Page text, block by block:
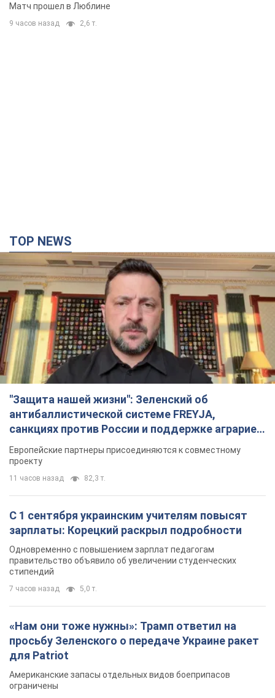
Матч прошел в Люблине
9 часов назад 2,6 т.
TOP NEWS
"Защита нашей жизни": Зеленский об
антибаллистической системе FREYJA,
санкциях против России и поддержке аграриев.
Видео
Европейские партнеры присоединяются к совместному
проекту
11 часов назад 82,3 т.
С 1 сентября украинским учителям повысят
зарплаты: Корецкий раскрыл подробности
Одновременно с повышением зарплат педагогам
правительство объявило об увеличении студенческих
стипендий
7 часов назад 5,0 т.
«Нам они тоже нужны»: Трамп ответил на
просьбу Зеленского о передаче Украине ракет
для Patriot
Американские запасы отдельных видов боеприпасов
ограничены